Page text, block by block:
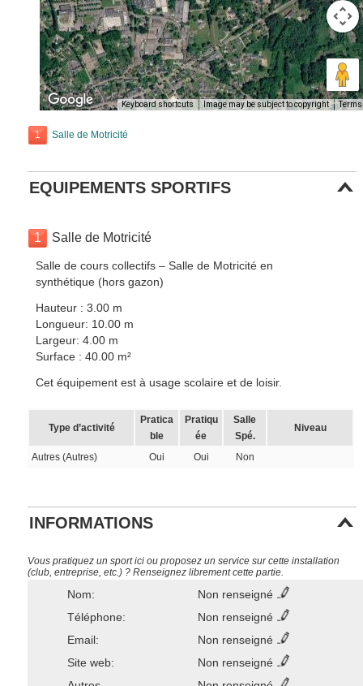
Keyboard shortcuts Image may be subject to copyright Terms
1 Salle de Motricité
EQUIPEMENTS SPORTIFS
1 Salle de Motricité
Salle de cours collectifs – Salle de Motricité en
synthétique (hors gazon)
Hauteur : 3.00 m
Longueur: 10.00 m
Largeur: 4.00 m
Surface : 40.00 m²
Cet équipement est à usage scolaire et de loisir.
Type d’activité
Pratica
ble
Pratiqu
ée
Salle
Spé.
Niveau
Autres (Autres) Oui Oui Non
INFORMATIONS
Vous pratiquez un sport ici ou proposez un service sur cette installation
(club, entreprise, etc.) ? Renseignez librement cette partie.
Nom:
Non renseigné
Téléphone:
Non renseigné
Email:
Non renseigné
Site web:
Non renseigné